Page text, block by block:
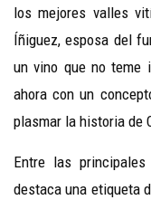
los mejores valles
Íñiguez, esposa del
un vino que no teme
ahora con un
plasmar la historia de
Entre las
destaca una etiqueta